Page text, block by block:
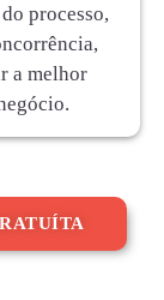
processo,
a melhor